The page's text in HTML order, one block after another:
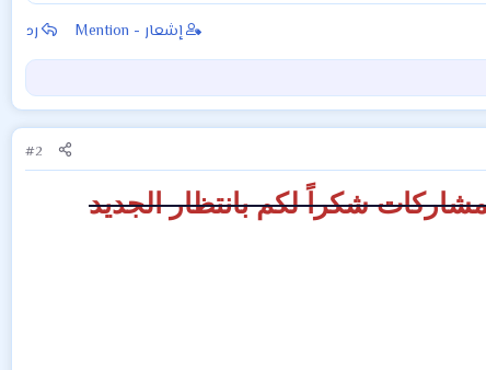
إشعار - Mention رد
#2
شكراً لكم بانتظار الجديد